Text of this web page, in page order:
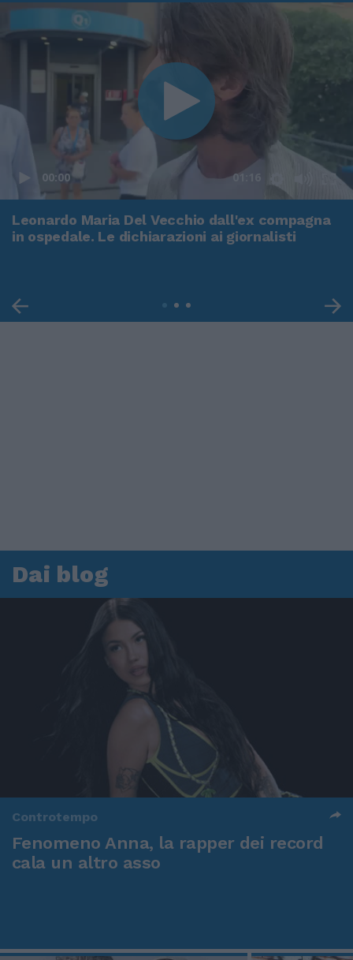
00:00 01:16
Leonardo Maria Del Vecchio dall'ex compagna
in ospedale. Le dichiarazioni ai giornalisti
Dai blog
Controtempo
Fenomeno Anna, la rapper dei record
cala un altro asso